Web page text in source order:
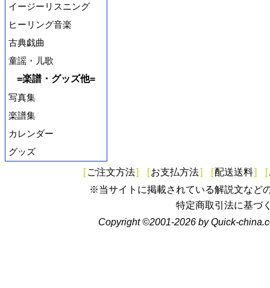
イージーリスニング
ヒーリング音楽
古典戯曲
童謡・儿歌
=楽譜・グッズ他=
写真集
楽譜集
カレンダー
グッズ
[ ご注文方法] [お支払方法] [配送送料] [
※当サイトに掲載されている解説文など
特定商取引法に基づ
Copyright ©2001-2026 by Quick-